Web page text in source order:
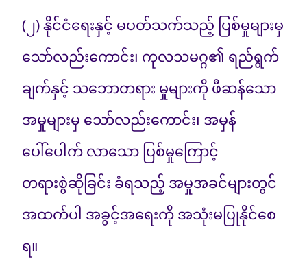
(၂) နိုင်ငံရေးနှင့် မပတ်သက်သည့် ပြစ်မှုများမှ
သော်လည်းကောင်း၊ ကုလသမဂ္ဂ၏ ရည်ရွက်
ချက်နှင့် သဘောတရား မှုများကို ဖီဆန်သော
အမှုများမှ သော်လည်းကောင်း၊ အမှန်
ပေါ်ပေါက် လာသော ပြစ်မှုကြောင့်
တရားစွဲဆိုခြင်း ခံရသည့် အမှုအခင်များတွင်
အထက်ပါ အခွင့်အရေးကို အသုံးမပြုနိုင်စေ
ရ။